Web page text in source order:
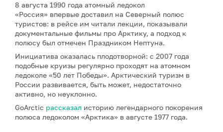
8 августа 1990 года атомный ледокол
«Россия» впервые доставил на Северный полюс
туристов: в рейсе им читали лекции, показывали
документальные фильмы про Арктику, а подход к
полюсу был отмечен Праздником Нептуна.
Инициатива оказалась плодотворной: с 2007 года
подобные круизы регулярно проходят на атомном
ледоколе «50 лет Победы». Арктический туризм в
России развивается, быть может, недостаточно
активно, но неуклонно.
GoArctic рассказал историю легендарного покорения
полюса ледоколом «Арктика» в августе 1977 года.